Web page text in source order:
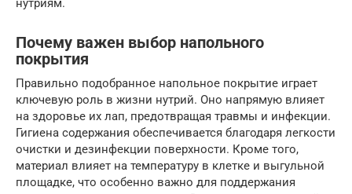
нутриям.
Почему важен выбор напольного
покрытия
Правильно подобранное напольное покрытие играет
ключевую роль в жизни нутрий. Оно напрямую влияет
на здоровье их лап, предотвращая травмы и инфекции.
Гигиена содержания обеспечивается благодаря легкости
очистки и дезинфекции поверхности. Кроме того,
материал влияет на температуру в клетке и выгульной
площадке, что особенно важно для поддержания